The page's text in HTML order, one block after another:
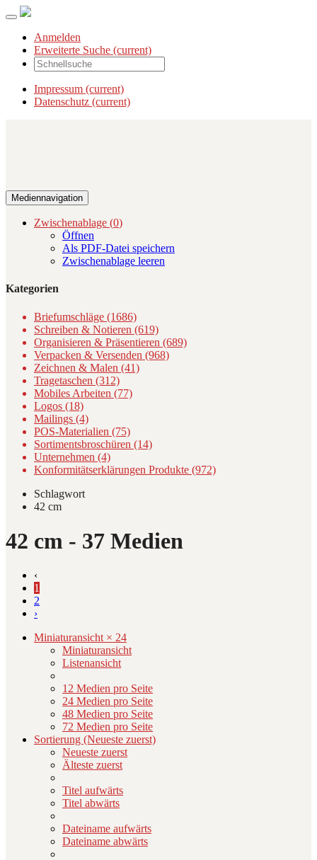
Anmelden
Erweiterte Suche (current)
Impressum (current)
Datenschutz (current)
Mediennavigation
Zwischenablage (0)
Öffnen
Als PDF-Datei speichern
Zwischenablage leeren
Kategorien
Briefumschläge (1686)
Schreiben & Notieren (619)
Organisieren & Präsentieren (689)
Verpacken & Versenden (968)
Zeichnen & Malen (41)
Tragetaschen (312)
Mobiles Arbeiten (77)
Logos (18)
Mailings (4)
POS-Materialien (75)
Sortimentsbroschüren (14)
Unternehmen (4)
Konformitätserklärungen Produkte (972)
Schlagwort
42 cm
42 cm - 37 Medien
‹
1
2
›
Miniaturansicht × 24
Miniaturansicht
Listenansicht
12 Medien pro Seite
24 Medien pro Seite
48 Medien pro Seite
72 Medien pro Seite
Sortierung (Neueste zuerst)
Neueste zuerst
Älteste zuerst
Titel aufwärts
Titel abwärts
Dateiname aufwärts
Dateiname abwärts